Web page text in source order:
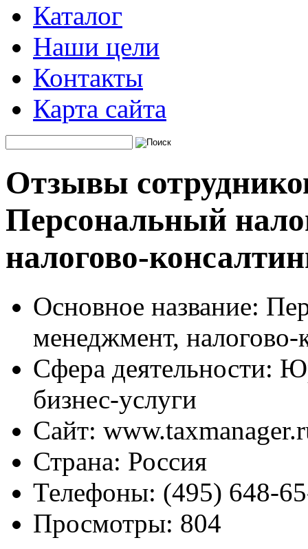
Каталог
Наши цели
Контакты
Карта сайта
Отзывы
Персональный
налогово-
Основное название:
менеджмент, налогово-
Сфера деятельности:
бизнес-услуги
Сайт:
Страна: Россия
Телефоны: (495) 648-
Просмотры: 804